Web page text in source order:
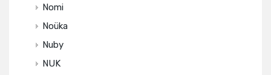
Nomi
Noüka
Nuby
NUK